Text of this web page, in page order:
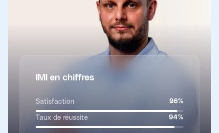
IMI en chiffres
Satisfaction 96%
Taux de réussite 94%